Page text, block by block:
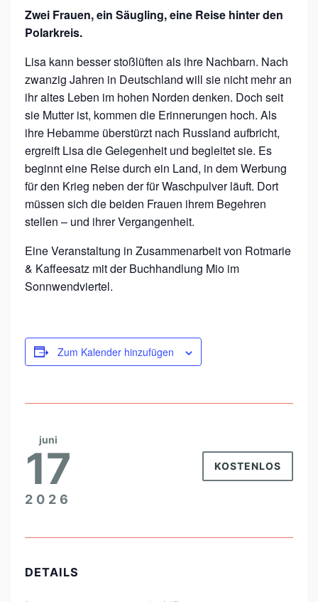
R
I
N
N
E
N
G
E
S
P
R
Ä
C
H
L
E
U
G
Zwei Frauen, ein Säugling, eine Reise hinter den
Polarkreis.
Lisa kann besser stoßlüften als ihre Nachbarn. Nach
zwanzig Jahren in Deutschland will sie nicht mehr an
ihr altes Leben im hohen Norden denken. Doch seit
sie Mutter ist, kommen die Erinnerungen hoch. Als
ihre Hebamme überstürzt nach Russland aufbricht,
ergreift Lisa die Gelegenheit und begleitet sie. Es
beginnt eine Reise durch ein Land, in dem Werbung
für den Krieg neben der für Waschpulver läuft. Dort
müssen sich die beiden Frauen ihrem Begehren
stellen – und ihrer Vergangenheit.
Eine Veranstaltung in Zusammenarbeit von Rotmarie
& Kaffeesatz mit der Buchhandlung Mio im
Sonnwendviertel.
Zum Kalender hinzufügen
juni
17
2026
KOSTENLOS
DETAILS